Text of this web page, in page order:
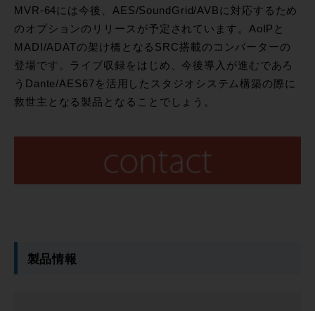
MVR-64には今後、AES/SoundGrid/AVBに対応するため
のオプションのリリースが予定されています。AoIPと
MADI/ADATの架け橋となるSRC搭載のコンバーターの
登場です。ライブ収録をはじめ、今後導入が進むであろ
うDante/AES67を活用したスタジオシステム構築の際に
救世主となる製品となることでしょう。
製品情報